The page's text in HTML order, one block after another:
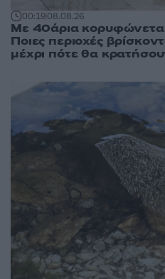
00:1908.08.26
Με 40άρια
Ποιες περιοχές
μέχρι πότε θα